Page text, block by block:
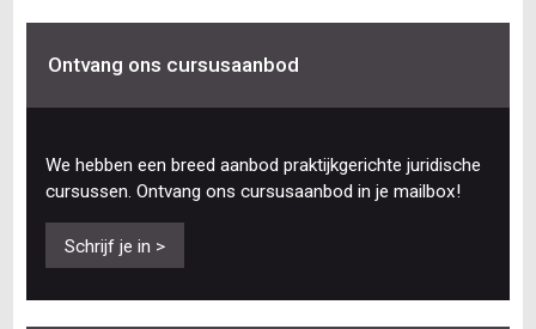
Ontvang ons cursusaanbod
We hebben een breed aanbod praktijkgerichte juridische
cursussen. Ontvang ons cursusaanbod in je mailbox!
Schrijf je in >